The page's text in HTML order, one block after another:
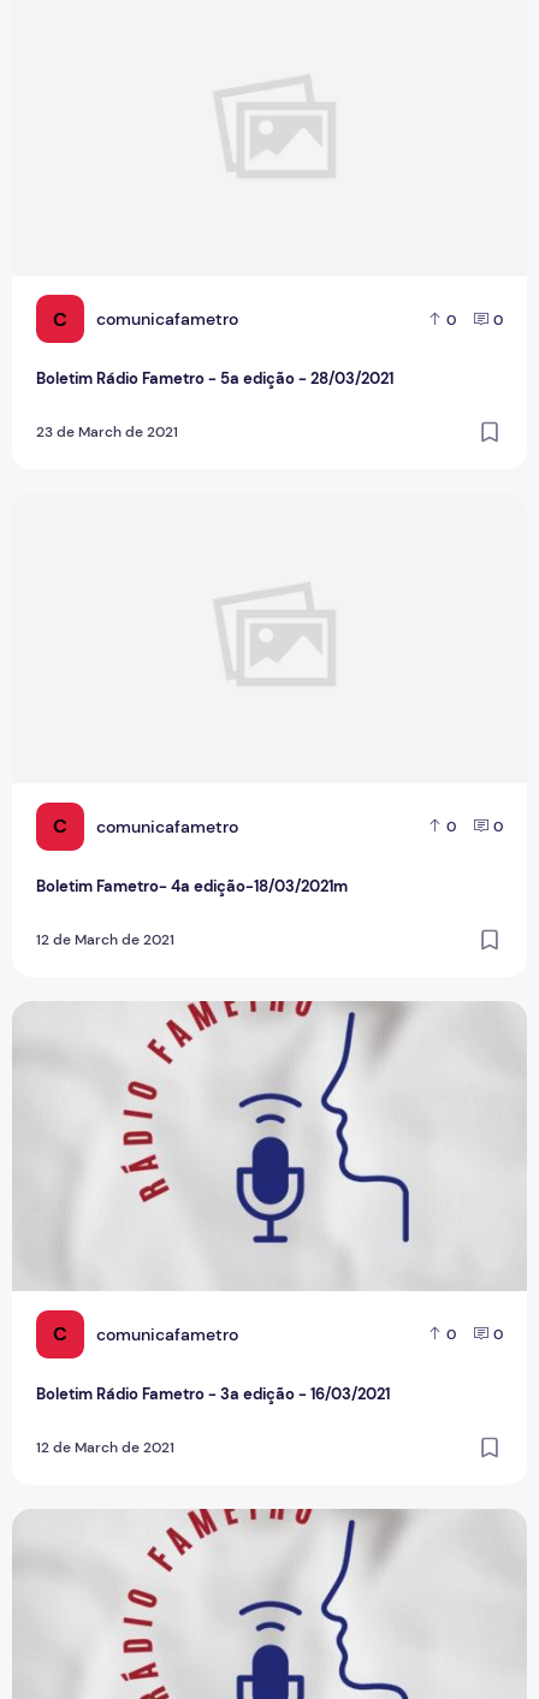
C comunicafametro 0 0
Boletim Rádio Fametro - 5a edição - 28/03/2021
23 de March de 2021
C comunicafametro 0 0
Boletim Fametro- 4a edição-18/03/2021m
12 de March de 2021
C comunicafametro 0 0
Boletim Rádio Fametro - 3a edição - 16/03/2021
12 de March de 2021
Boletim Rádio Fametro - 3a edição - 16/03/2021
Boletim Rádio Fametro - 2ª edição 11/03/2021